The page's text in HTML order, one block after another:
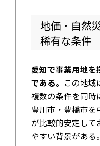
地価・自然
稀有な条件
愛知で事業用地を
である。 この地域
複数の条件を同時
豊川市・豊橋市を
が比較的安定して
やすい背景がある。